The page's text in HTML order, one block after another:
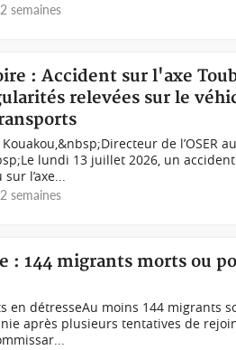
semaines
: Accident sur l'axe
relevées sur le
de l’OSER
lundi 13 juillet 2026, un
l’axe...
semaines
: 144 migrants morts ou
en détresseAu moins 144 migrants
après plusieurs tentatives de